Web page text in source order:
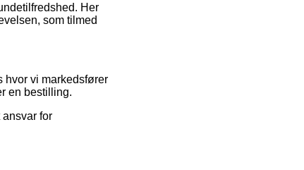
Her
som tilmed
hvor vi markedsfører
en bestilling.
for